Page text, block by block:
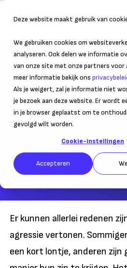
Deze website maakt gebruik van
We gebruiken cookies om
analyseren. Ook delen we informatie
van onze site met onze partners voor
meer informatie bekijk ons
Als je weigert, zal je informatie niet
je bezoek aan deze website. Er wordt
in je browser geplaatst om te
gevolgd wilt worden.
Cookie-instellingen
Accepteren
Home Bedrijfsvoering
Wat is het STOP-
Wat te doen bij overval en
als je een agressieve klant
– Leestijd: 2
min.
Laatst bijgewerkt:14 maart 2025
Geschreven door: Job Jansen
Er kunnen allerlei redenen
agressie vertonen.
een kort lontje, anderen zijn